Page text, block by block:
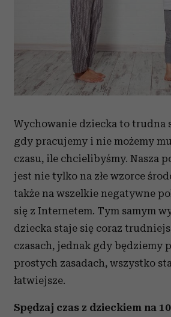
Wychowanie dziecka to trudna
gdy pracujemy i nie możemy
czasu, ile chcielibyśmy. Nasza
jest nie tylko na złe wzorce
także na wszelkie negatywne
się z Internetem. Tym samym
dziecka staje się coraz
czasach, jednak gdy będziemy
prostych zasadach, wszystko
łatwiejsze.
Spędzaj czas z dzieckiem na